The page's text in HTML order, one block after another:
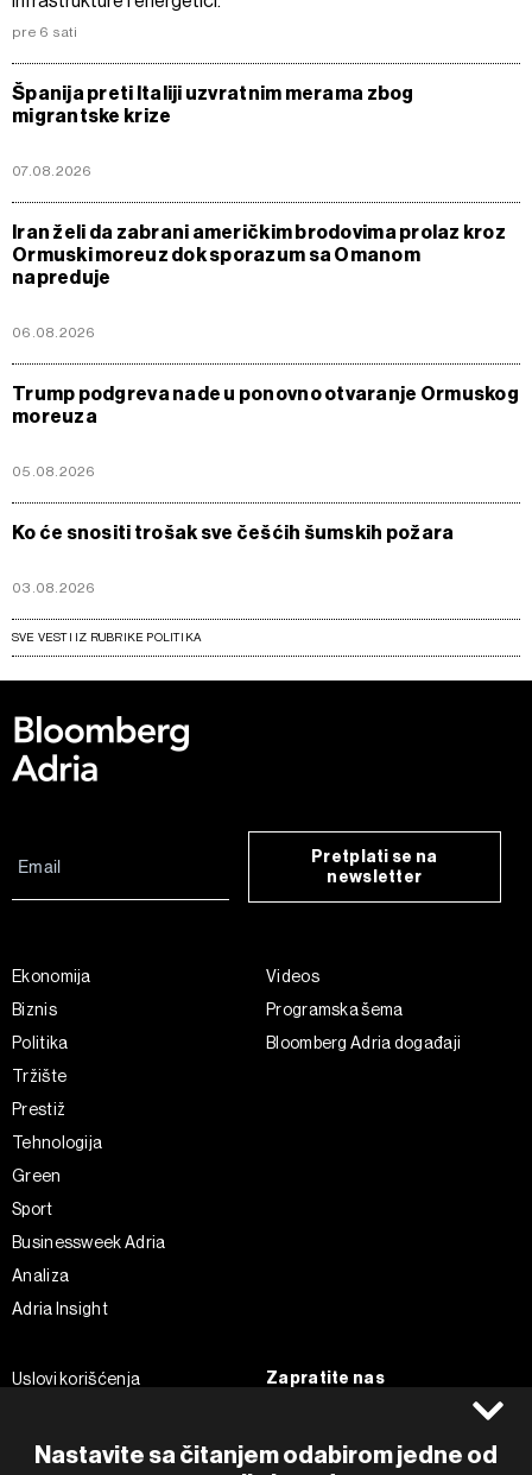
pre 6 sati
Španija preti Italiji uzvratnim merama zbog
migrantske krize
07.08.2026
Iran želi da zabrani američkim brodovima prolaz kroz
Ormuski moreuz dok sporazum sa Omanom
napreduje
06.08.2026
Trump podgreva nade u ponovno otvaranje Ormuskog
moreuza
05.08.2026
Ko će snositi trošak sve češćih šumskih požara
03.08.2026
SVE VESTI IZ RUBRIKE POLITIKA
Nastavite sa čitanjem odabirom jedne od
Pretplati se na
newsletter
Ekonomija
Biznis
Politika
Tržište
Prestiž
Tehnologija
Green
Sport
Businessweek Adria
Analiza
Adria Insight
Videos
Programska šema
Bloomberg Adria događaji
Uslovi korišćenja
Impressum
Zapratite nas
Instagram